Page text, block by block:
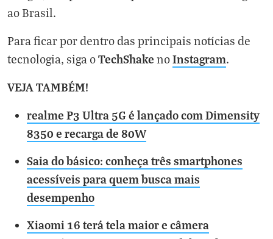
ao Brasil.
Para ficar por dentro das principais notícias de
tecnologia, siga oTechShake noInstagram.
VEJA TAMBÉM!
realme P3 Ultra 5G é lançado com Dimensity
8350 e recarga de 80W
Saia do básico: conheça três smartphones
acessíveis para quem busca mais
desempenho
Xiaomi 16 terá tela maior e câmera